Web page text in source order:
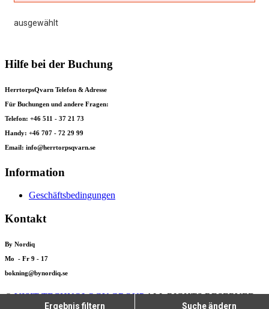
ausgewählt
Ergebnis filtern Suche ändern
Hilfe bei der Buchung
HerrtorpsQvarn Telefon & Adresse
Für Buchungen und andere Fragen:
Telefon: +46 511 - 37 21 73
Handy: +46 707 - 72 29 99
Email: info@herrtorpsqvarn.se
Information
Geschäftsbedingungen
Kontakt
By Nordiq
Mo - Fr 9 - 17
bokning@bynordiq.se
©VISIT TECHNOLOGY GROUPALL RIGHTS RESERVED